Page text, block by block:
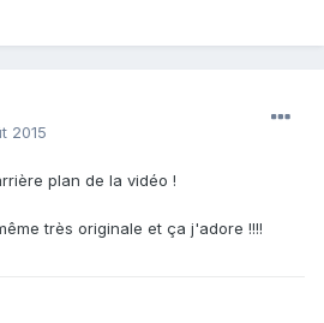
2015
plan de la vidéo !
très originale et ça j'adore !!!!